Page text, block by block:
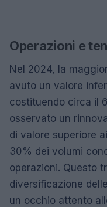
Operazioni e
Nel 2024, la
avuto un valore
costituendo circa il
osservato un
di valore superiore
30% dei volumi
operazioni. Questo
diversificazione
un occhio attento